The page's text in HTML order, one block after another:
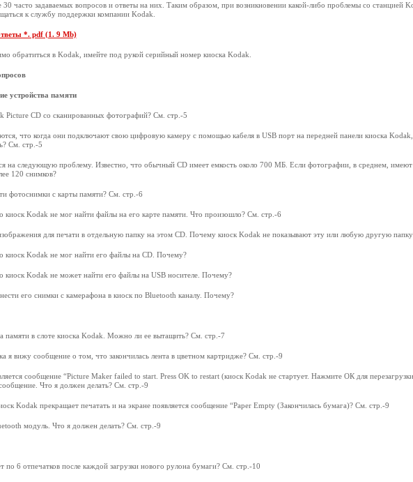
часто задаваемых вопросов и ответы на них. Таким образом, при возникновении какой-либо проблемы со станцией
к службу поддержки компании Kodak.
*. pdf (1. 9 Mb)
обратиться в Kodak, имейте под рукой серийный номер киоска Kodak.
устройства памяти
Picture CD со сканированных фотографий? См. стр.-5
что когда они подключают свою цифровую камеру с помощью кабеля в USB порт на передней панели киоска
См. стр.-5
на следующую проблему. Известно, что обычный CD имеет емкость около 700 MБ. Если фотографии, в среднем,
120 снимков?
фотоснимки с карты памяти? См. стр.-6
киоск Kodak не мог найти файлы на его карте памяти. Что произошло? См. стр.-6
для печати в отдельную папку на этом CD. Почему киоск Kodak не показывают эту или любую другую
киоск Kodak не мог найти его файлы на CD. Почему?
киоск Kodak не может найти его файлы на USB носителе. Почему?
его снимки с камерафона в киоск по Bluetooth каналу. Почему?
памяти в слоте киоска Kodak. Можно ли ее вытащить? См. стр.-7
я вижу сообщение о том, что закончилась лента в цветном картридже? См. стр.-9
сообщение “Picture Maker failed to start. Press OK to restart (киоск Kodak не стартует. Нажмите ОК для
Что я должен делать? См. стр.-9
Kodak прекращает печатать и на экране появляется сообщение “Paper Empty (Закончилась бумага)? См. стр.-9
модуль. Что я должен делать? См. стр.-9
по 6 отпечатков после каждой загрузки нового рулона бумаги? См. стр.-10